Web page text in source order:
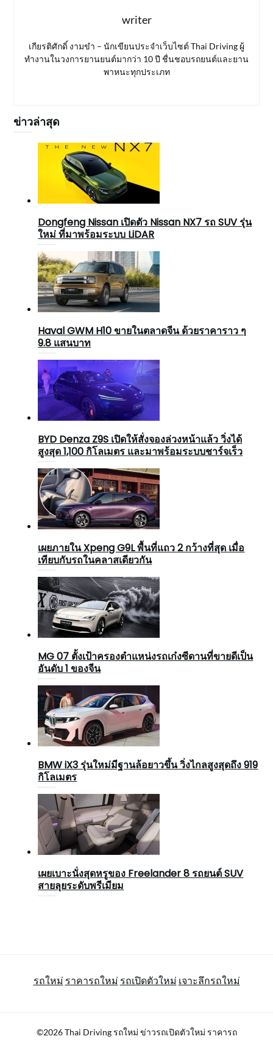
writer
เกียรติศักดิ์ งามขำ – นักเขียนประจำเว็บไซต์ Thai Driving ผู้
ทำงานในวงการยานยนต์มากว่า 10 ปี ชื่นชอบรถยนต์และยาน
พาหนะทุกประเภท
ข่าวล่าสุด
Dongfeng Nissan เปิดตัว Nissan NX7 รถ SUV รุ่น
ใหม่ ที่มาพร้อมระบบ LiDAR
Haval GWM H10 ขายในตลาดจีน ด้วยราคาราว ๆ
9.8 แสนบาท
BYD Denza Z9S เปิดให้สั่งจองล่วงหน้าแล้ว วิ่งได้
สูงสุด 1,100 กิโลเมตร และมาพร้อมระบบชาร์จเร็ว
เผยภายใน Xpeng G9L พื้นที่แถว 2 กว้างที่สุด เมื่อ
เทียบกับรถในคลาสเดียวกัน
MG 07 ตั้งเป้าครองตำแหน่งรถเก๋งซีดานที่ขายดีเป็น
อันดับ 1 ของจีน
BMW iX3 รุ่นใหม่มีฐานล้อยาวขึ้น วิ่งไกลสูงสุดถึง 919
กิโลเมตร
เผยเบาะนั่งสุดหรูของ Freelander 8 รถยนต์ SUV
สายลุยระดับพรีเมียม
รถใหม่ ราคารถใหม่ รถเปิดตัวใหม่ เจาะลึกรถใหม่
©2026 Thai Driving รถใหม่ ข่าวรถเปิดตัวใหม่ ราคารถ